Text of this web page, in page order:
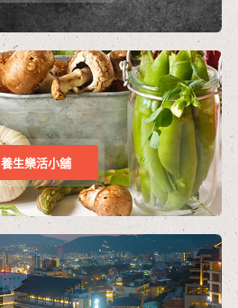
養生樂活小舖